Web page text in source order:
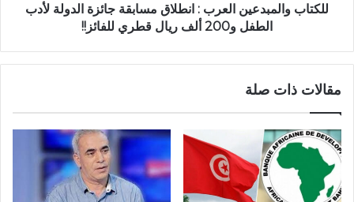
للكتاب والمبدعين العرب : انطلاق مسابقة جائزة الدولة لأدب
الطفل و200 ألف ريال قطري للفائز!!
مقالات ذات صلة